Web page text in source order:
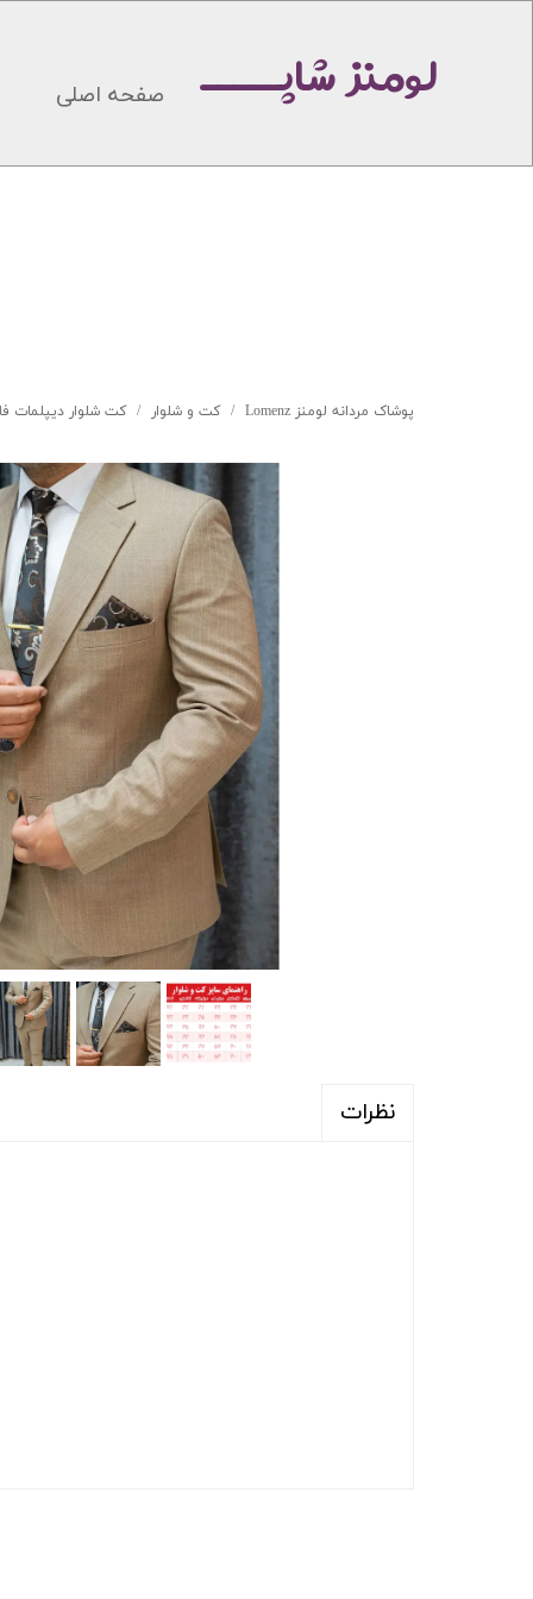
صفحه اصلی لومنز شاپـــــ
پوشاک مردانه لومنز Lomenz کت و شلوار کت شلوار دیپلمات
نظرات